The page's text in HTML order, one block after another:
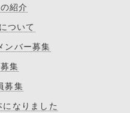
紹介
ついて
ンバー募集
集
募集
になりました